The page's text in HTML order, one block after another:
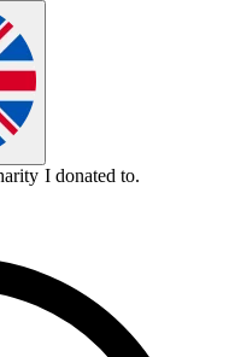
I donated to.